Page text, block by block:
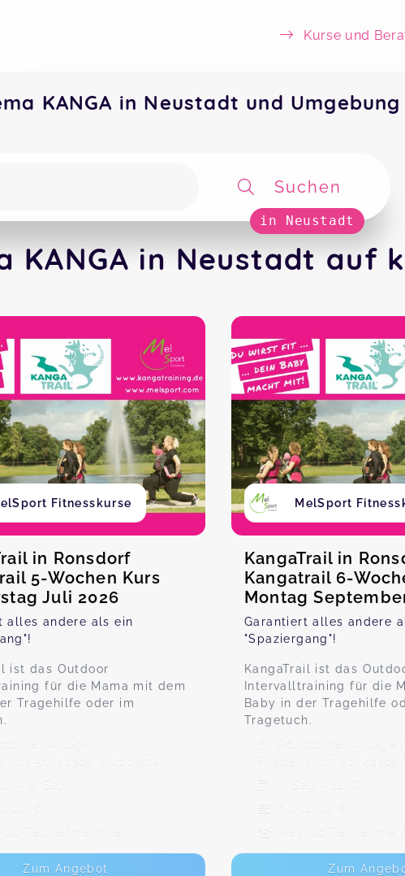
Kurse und
KANGA in Neustadt und Umgebung
Suchen
in Neustadt
KANGA in Neustadt auf
Fitnesskurse
in Ronsdorf
5-Wochen Kurs
Juli 2026
alles andere als ein
ist das Outdoor
für die Mama mit dem
Tragehilfe oder im
Anlagen /
51, 42369 Wuppertal
- 3. Sep
€
20 TeilnehmerInnen
Zum Angebot
MelSport
KangaTrail in
Kangatrail 6-
Montag
Garantiert alles andere
"Spaziergang"!
KangaTrail ist das
Intervalltraining für die
Baby in der Tragehilfe
Tragetuch.
Ronsdorfer Anlagen
Friedenshort 51, 42369
7. Sep - 12. Okt
Ab 14,00 €
Max. 20
Zum